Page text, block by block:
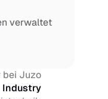
verwaltet
bei Juzo
Industry